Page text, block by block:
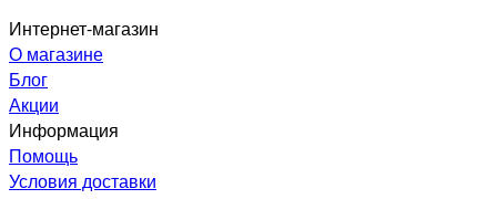
Интернет-магазин
О магазине
Блог
Акции
Информация
Помощь
Условия доставки